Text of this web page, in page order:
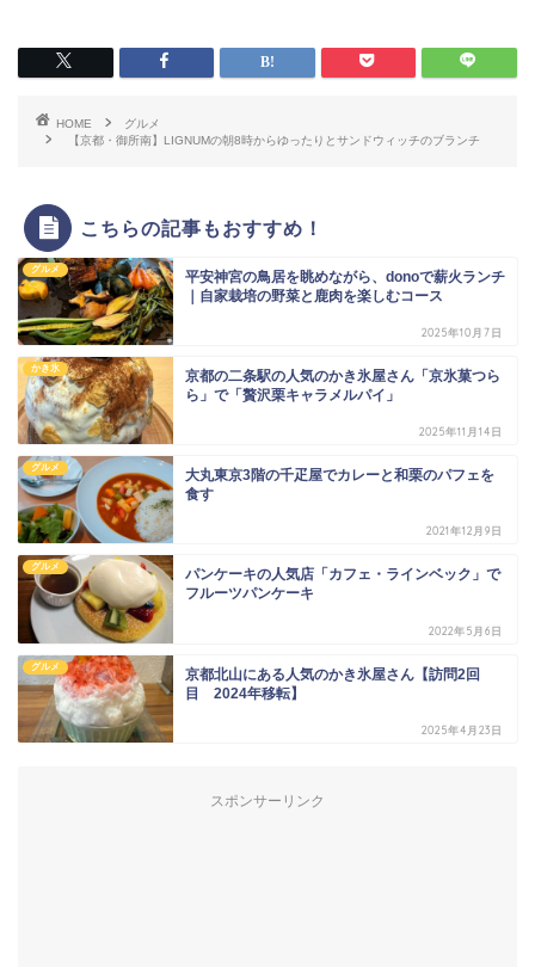
HOME
グルメ
【京都・御所南】LIGNUMの朝8時からゆったりとサンドウィッチのブランチ
こちらの記事もおすすめ！
グルメ
平安神宮の鳥居を眺めながら、donoで薪火ランチ
｜自家栽培の野菜と鹿肉を楽しむコース
2025年10月7日
かき氷
京都の二条駅の人気のかき氷屋さん「京氷菓つら
ら」で「贅沢栗キャラメルパイ」
2025年11月14日
グルメ
大丸東京3階の千疋屋でカレーと和栗のパフェを
食す
2021年12月9日
グルメ
パンケーキの人気店「カフェ・ラインベック」で
フルーツパンケーキ
2022年5月6日
グルメ
京都北山にある人気のかき氷屋さん【訪問2回
目 2024年移転】
2025年4月23日
スポンサーリンク